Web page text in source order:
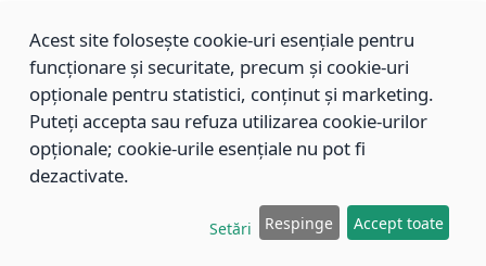
827/10.12.2019
Aprobarea standardului de cost pentru serviciile
furnizate în cadrul Centrului Rezidențial pentru Persoane
Adăpost, pentru anul 2020.
Aprobarea standardului de cost pentru serviciile
Acest site folosește cookie-uri esențiale pentru
funcționare și securitate, precum și cookie-uri
opționale pentru statistici, conținut și marketing.
Puteți accepta sau refuza utilizarea cookie-urilor
opționale; cookie-urile esențiale nu pot fi
dezactivate.
Setări Respinge Accept toate